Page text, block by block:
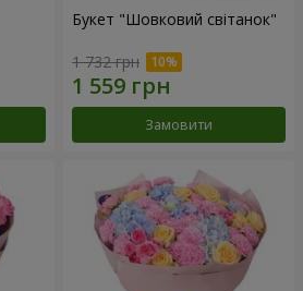
Букет "Шовковий світанок"
1 732 грн
Замовити